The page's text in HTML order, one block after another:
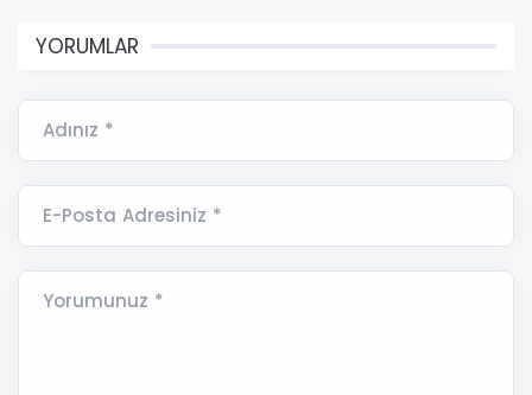
YORUMLAR
Adınız *
E-Posta Adresiniz *
Yorumunuz *